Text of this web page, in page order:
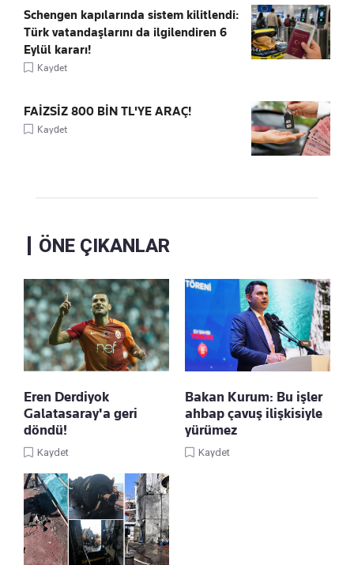
Schengen kapılarında sistem kilitlendi:
Türk vatandaşlarını da ilgilendiren 6
Eylül kararı!
Kaydet
FAİZSİZ 800 BİN TL'YE ARAÇ!
Kaydet
ÖNE ÇIKANLAR
Eren Derdiyok
Galatasaray'a geri
döndü!
Kaydet
Bakan Kurum: Bu işler
ahbap çavuş ilişkisiyle
yürümez
Kaydet